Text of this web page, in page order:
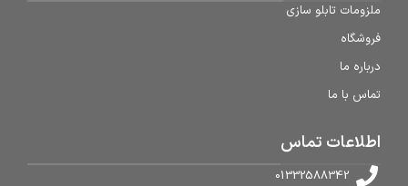
ملزومات تابلو سازی
فروشگاه
درباره ما
تماس با ما
اطلاعات تماس
01332588342